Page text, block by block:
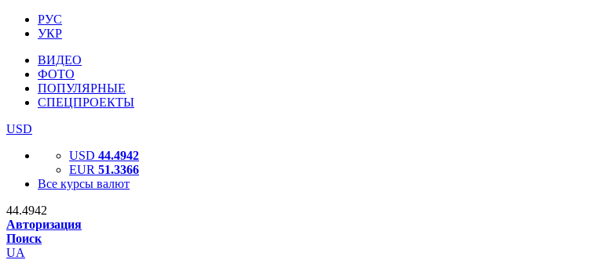
РУС
УКР
ВИДЕО
ФОТО
ПОПУЛЯРНЫЕ
СПЕЦПРОЕКТЫ
USD
USD 44.4942
EUR 51.3366
Все курсы валют
44.4942
Авторизация
Поиск
UA